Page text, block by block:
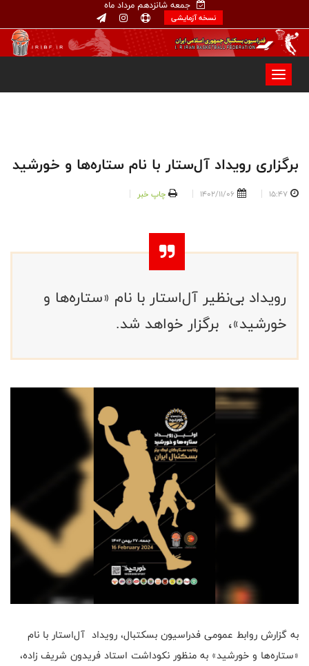
جمعه شانزدهم مرداد ماه
نسخه آزمایشی
برگزاری رویداد آل‌ستار با نام ستاره‌ها و خورشید
15:47
1402/11/06 چاپ خبر
رویداد بی‌نظیر آل‌استار با نام «ستاره‌ها و
خورشید»، برگزار خواهد شد.
به گزارش روابط عمومی فدراسیون بسکتبال، رویداد آل‌استار با نام
«ستاره‌ها و خورشید» به منظور نکوداشت استاد فریدون شریف زاده،